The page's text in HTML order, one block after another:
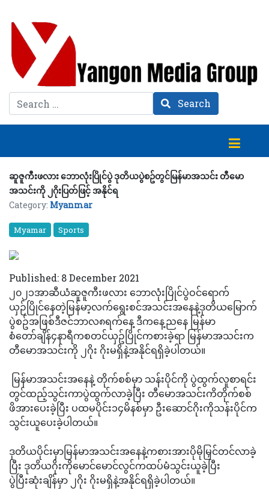
Search Search
ဆူဇူကီးဖလား ဘောလုံးပြိုင်ပွဲ ဒုတိယပွဲစဥ်တွင်မြန်မာအသင်း တီမော
အသင်းကို ၂ဂိုးပြတ်ဖြင့် အနိုင်ရ
Category: Myanmar
Myamar Sports
Published: 8 December 2021
၂၀၂၁အာဆီယံဆူဇူကီးဖလား ဘောလုံးပြိုင်ပွဲဝင်ရောက်
ယှဉ်ပြိုင်နေတဲ့မြန်မာ့လက်ရွေးစင်အသင်းအနေနဲ့ဒုတိယမြောက်
ပွဲစဥ်အဖြစ်ဒီဇင်ဘာလ၈ရက်နေ့ ဒီကနေ့ညနေ မြန်မာ
စံတော်ချိန်၄နာရီကစတင်ယှဥ်ပြိုင်ကစားခဲ့ရာ မြန်မာအသင်းက
တီမောအသင်းကို ၂ဂိုး ဂိုးမရှိနဲ့အနိုင်ရရှိခဲ့ပါတယ်။
မြန်မာအသင်းအနေနဲ့ တိုက်စစ်မှာ သန်းပိုင်ကို ပွဲထွက်လူစာရင်း
တွင်ထည့်သွင်းကာပွဲထွက်လာခဲ့ပြီး တီမောအသင်းကိတိုက်စစ်
ဖိအားပေးခဲ့ပြီး ပထမပိုင်း၁၄မိနစ်မှာ ဦးဆောင်ဂိုးကိုသန်းပိုင်က
သွင်းယူပေးခဲ့ပါတယ်။
ဒုတိယပိုင်းမှာမြန်မာအသင်းအနေနဲ့ကစားအားပိုမိုမြှင်တင်လာခဲ့
ပြီး ဒုတိယဂိုးကိုမောင်မောင်လွင်ကထပ်မံသွင်းယူခဲ့ပြီး
ပွဲပြီးဆုံးချိန်မှာ ၂ဂိုး ဂိုးမရှိနဲ့အနိုင်ရရှိခဲ့ပါတယ်။